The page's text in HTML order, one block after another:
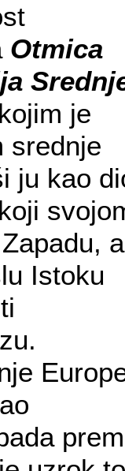
Otmica
kojim je
srednje
ju kao
a
Istoku